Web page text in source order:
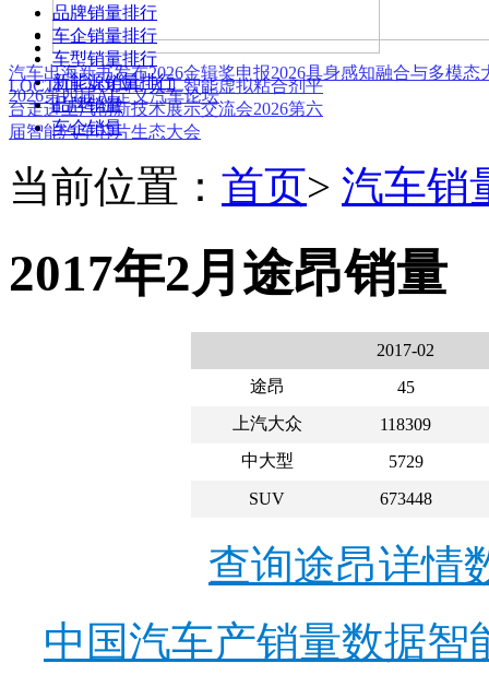
汽车出海新书发布2026金辑奖申报2026具身感知融合与多模态
2026第四届AI定义汽车论坛
LOCTITE SOLVE 人工智能虚拟粘合剂平
台走进上汽创新技术展示交流会2026第六
届智能汽车芯片生态大会
品牌销量排行
车企销量排行
车型销量排行
新能源销量排行
品牌销量
车企销量
当前位置： 首页> 汽车销
2017年2月途昂销量
2017-02
途昂
45
上汽大众
118309
中大型
5729
SUV
673448
查询途昂详情
中国汽车产销量数据